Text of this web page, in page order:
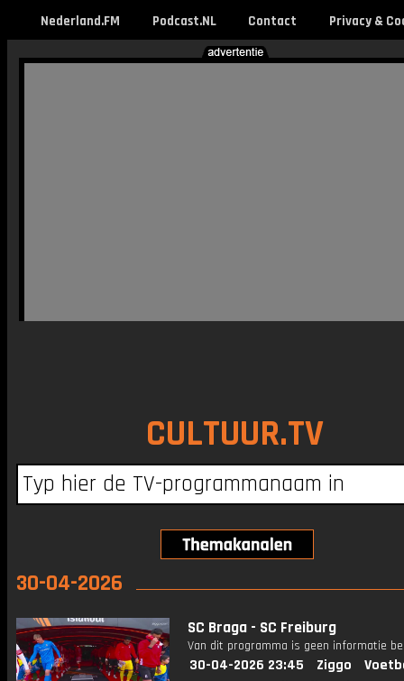
Nederland.FM Podcast.NL Contact Privacy &
CULTUUR.TV
30-04-2026
SC Braga - SC Freiburg
Van dit programma is geen informatie
30-04-2026 23:45 Ziggo